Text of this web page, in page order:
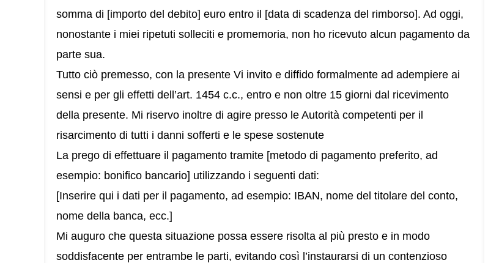
somma di [importo del debito] euro entro il [data di scadenza del rimborso]. Ad oggi,
nonostante i miei ripetuti solleciti e promemoria, non ho ricevuto alcun pagamento da
parte sua.
Tutto ciò premesso, con la presente Vi invito e diffido formalmente ad adempiere ai
sensi e per gli effetti dell’art. 1454 c.c., entro e non oltre 15 giorni dal ricevimento
della presente. Mi riservo inoltre di agire presso le Autorità competenti per il
risarcimento di tutti i danni sofferti e le spese sostenute
La prego di effettuare il pagamento tramite [metodo di pagamento preferito, ad
esempio: bonifico bancario] utilizzando i seguenti dati:
[Inserire qui i dati per il pagamento, ad esempio: IBAN, nome del titolare del conto,
nome della banca, ecc.]
Mi auguro che questa situazione possa essere risolta al più presto e in modo
soddisfacente per entrambe le parti, evitando così l’instaurarsi di un contenzioso